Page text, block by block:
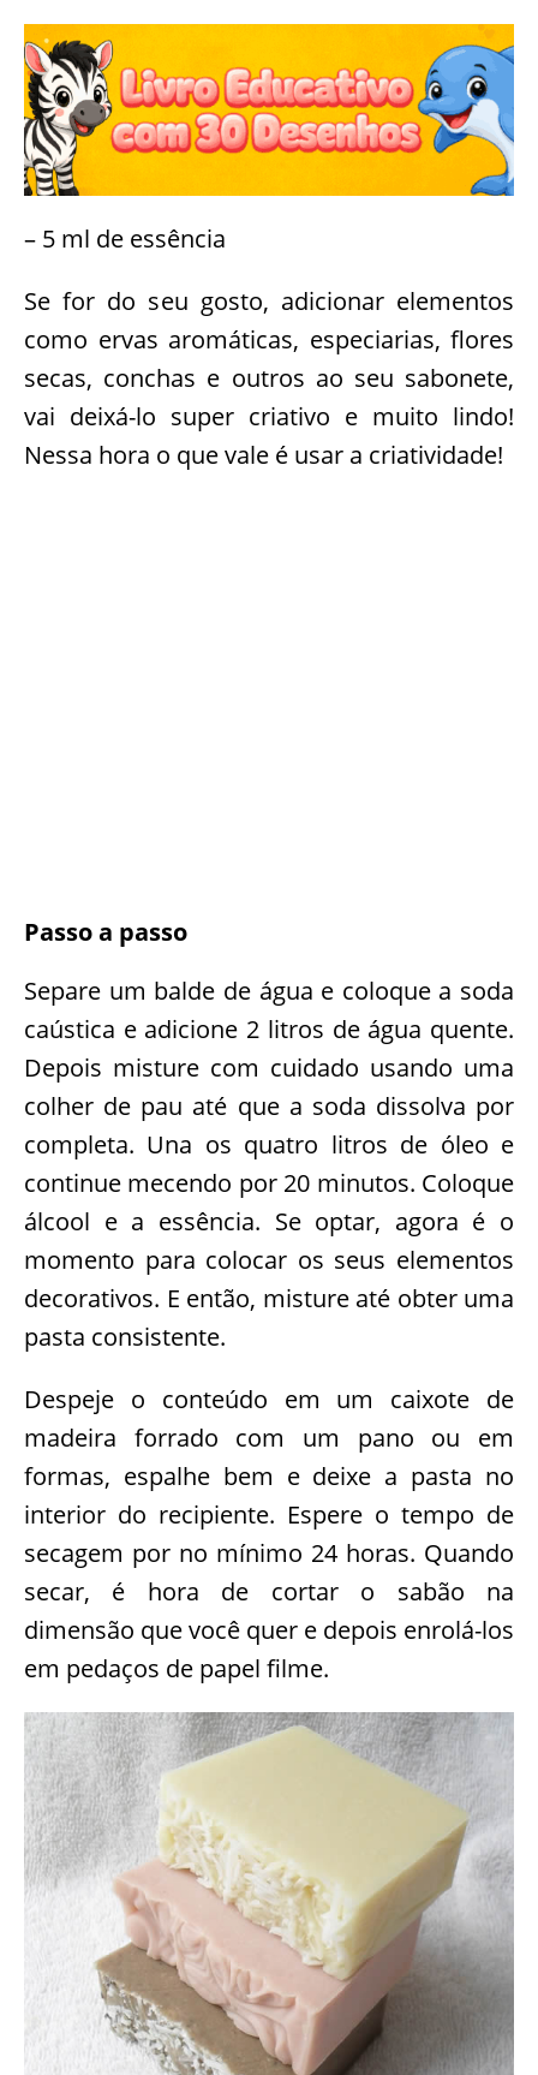
– 5 ml de essência
Se for do seu gosto, adicionar elementos
como ervas aromáticas, especiarias, flores
secas, conchas e outros ao seu sabonete,
vai deixá-lo super criativo e muito lindo!
Nessa hora o que vale é usar a criatividade!
Passo a passo
Separe um balde de água e coloque a soda
caústica e adicione 2 litros de água quente.
Depois misture com cuidado usando uma
colher de pau até que a soda dissolva por
completa. Una os quatro litros de óleo e
continue mecendo por 20 minutos. Coloque
álcool e a essência. Se optar, agora é o
momento para colocar os seus elementos
decorativos. E então, misture até obter uma
pasta consistente.
Despeje o conteúdo em um caixote de
madeira forrado com um pano ou em
formas, espalhe bem e deixe a pasta no
interior do recipiente. Espere o tempo de
secagem por no mínimo 24 horas. Quando
secar, é hora de cortar o sabão na
dimensão que você quer e depois enrolá-los
em pedaços de papel filme.